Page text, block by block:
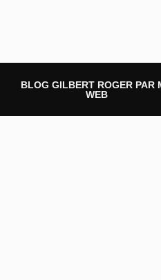
BLOG GILBERT ROGER PAR
WEB